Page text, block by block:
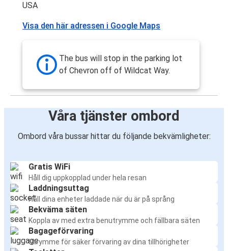
USA
Visa den här adressen i Google Maps
The bus will stop in the parking lot
of Chevron off of Wildcat Way.
Våra tjänster ombord
Ombord våra bussar hittar du följande bekvämligheter:
Gratis WiFi
Håll dig uppkopplad under hela resan
Laddningsuttag
Håll dina enheter laddade när du är på språng
Bekväma säten
Koppla av med extra benutrymme och fällbara säten
Bagageförvaring
Utrymme för säker förvaring av dina tillhörigheter